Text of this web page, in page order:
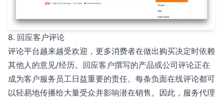
8. 回应客户评论
评论平台越来越受欢迎，更多消费者在做出购买决定时依赖
其他人的意见/经历。回应客户撰写的产品或公司评论正在
成为客户服务员工日益重要的责任。每条负面在线评论都可
以轻易地传播给大量受众并影响潜在销售。因此，服务代理